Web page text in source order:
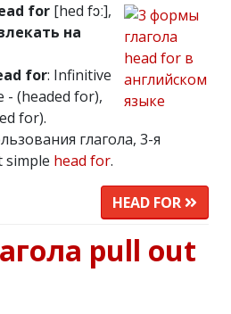
for [hed fɔː],
на
for: Infinitive
- (headed for),
for).
глагола, 3-я
simple head for.
HEAD FOR
pull out